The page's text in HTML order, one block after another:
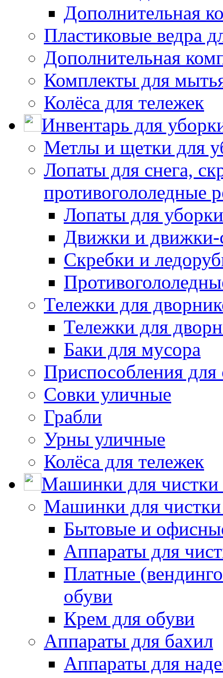
Дополнительная
Пластиковые ведра
Дополнительная
Комплекты для
Колёса для тележек
Инвентарь для
Метлы и щетки для
Лопаты для снега,
противогололедные
Лопаты для
Движки и движки-
Скребки и
Тележки для
Тележки для
Баки для мусора
Приспособления для
Совки уличные
Грабли
Урны уличные
Колёса для тележек
Машинки для чистки
Машинки для
Бытовые и
Аппараты для
Платные
обуви
Крем для обуви
Аппараты для бахил
Аппараты для